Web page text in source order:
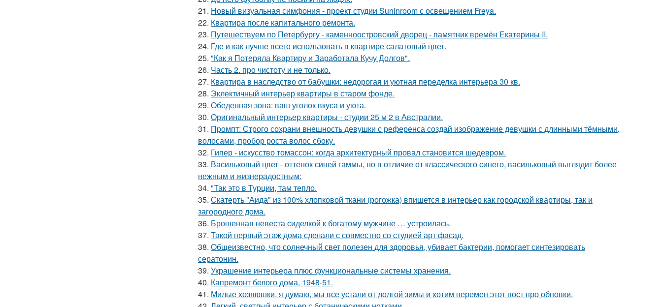
21. Новый визуальная симфония - проект студии Suninroom с освещением Freya.
22. Квартира после капитального ремонта.
23. Путешествуем по Петербургу - каменноостровский дворец - памятник времён Екатерины II.
24. Где и как лучше всего использовать в квартире салатовый цвет.
25. "Как я Потеряла Квартиру и Заработала Кучу Долгов".
26. Часть 2. про чистоту и не только.
27. Квартира в наследство от бабушки: недорогая и уютная переделка интерьера 30 кв.
28. Эклектичный интерьер квартиры в старом фонде.
29. Обеденная зона: ваш уголок вкуса и уюта.
30. Оригинальный интерьер квартиры - студии 25 м 2 в Австралии.
31. Промпт: Строго сохрани внешность девушки с референса создай изображение девушки с длинными тёмными,
волосами, пробор роста волос сбоку.
32. Гипер - искусство томассон: когда архитектурный провал становится шедевром.
33. Васильковый цвет - оттенок синей гаммы, но в отличие от классического синего, васильковый выглядит более
нежным и жизнерадостным:
34. "Так это в Турции, там тепло.
35. Скатерть "Аида" из 100% хлопковой ткани (рогожка) впишется в интерьер как городской квартиры, так и
загородного дома.
36. Брошенная невеста сиделкой к богатому мужчине … устроилась.
37. Такой первый этаж дома сделали с совместно со студией арт фасад.
38. Общеизвестно, что солнечный свет полезен для здоровья, убивает бактерии, помогает синтезировать
сератонин.
39. Украшение интерьера плюс функциональные системы хранения.
40. Капремонт белого дома, 1948-51.
41. Милые хозяюшки, я думаю, мы все устали от долгой зимы и хотим перемен этот пост про обновки.